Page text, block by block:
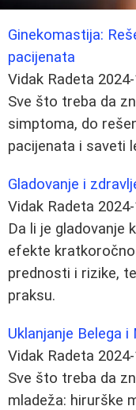
Ginekomastija:
pacijenata
Vidak Radeta
Sve što treba da
simptoma, do
pacijenata i saveti
Gladovanje i
Vidak Radeta
Da li je gladovanje
efekte
prednosti i rizike,
praksu.
Uklanjanje Belega
Vidak Radeta
Sve što treba da
mladeža: hirurške